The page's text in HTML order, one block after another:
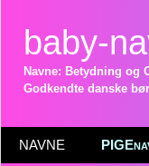
baby-
Navne: Betydning og
Godkendte danske
NAVNE